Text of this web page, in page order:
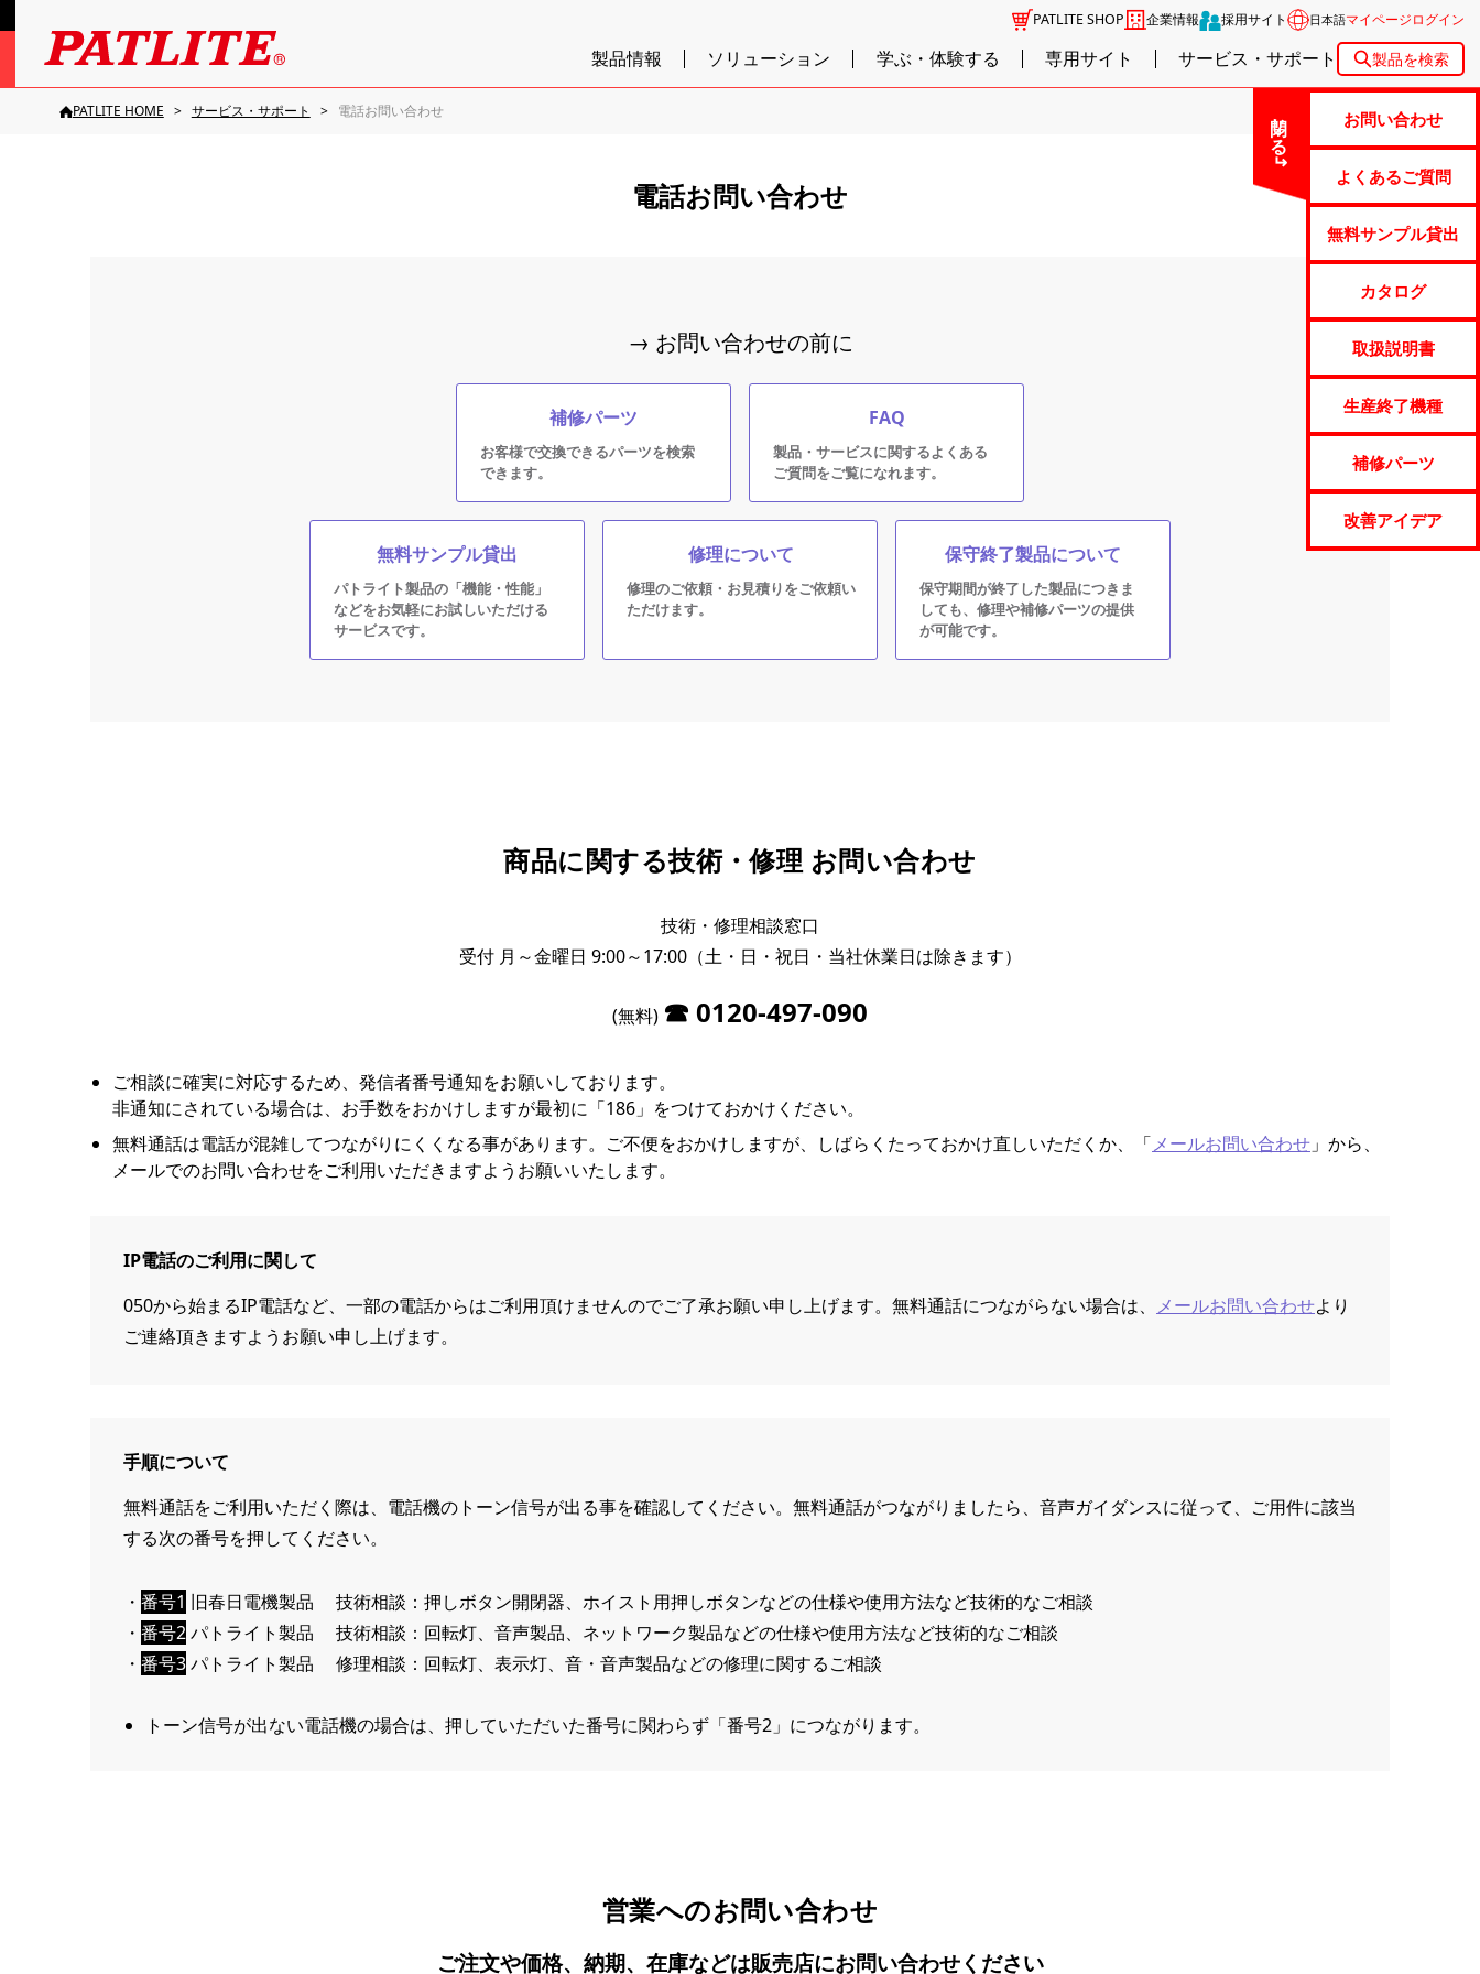
PATLITE SHOP 企業情報 採用サイト 日本語マイページログイン
製品情報 ソリューション 学ぶ・体験する 専用サイト サービス・サポート 製品を検索
閉じる お問い合わせ
よくあるご質問
無料サンプル貸出
カタログ
取扱説明書
生産終了機種
補修パーツ
改善アイデア
PATLITE HOME サービス・サポート 電話お問い合わせ
電話お問い合わせ
→ お問い合わせの前に
補修パーツ
お客様で交換できるパーツを検索
できます。
FAQ
製品・サービスに関するよくある
ご質問をご覧になれます。
無料サンプル貸出
パトライト製品の「機能・性能」
などをお気軽にお試しいただける
サービスです。
修理について
修理のご依頼・お見積りをご依頼い
ただけます。
保守終了製品について
保守期間が終了した製品につきま
しても、修理や補修パーツの提供
が可能です。
商品に関する技術・修理 お問い合わせ
技術・修理相談窓口
受付 月～金曜日 9:00～17:00（土・日・祝日・当社休業日は除きます）
(無料) 0120-497-090
ご相談に確実に対応するため、発信者番号通知をお願いしております。
非通知にされている場合は、お手数をおかけしますが最初に「186」をつけておかけください。
無料通話は電話が混雑してつながりにくくなる事があります。ご不便をおかけしますが、しばらくたっておかけ直しいただくか、「メールお問い合わせ 」から、
メールでのお問い合わせをご利用いただきますようお願いいたします。
IP電話のご利用に関して
050から始まるIP電話など、一部の電話からはご利用頂けませんのでご了承お願い申し上げます。無料通話につながらない場合は、 メールお問い合わせより
ご連絡頂きますようお願い申し上げます。
手順について
無料通話をご利用いただく際は、電話機のトーン信号が出る事を確認してください。無料通話がつながりましたら、音声ガイダンスに従って、ご用件に該当
する次の番号を押してください。
・ 番号1 旧春日電機製品 技術相談
押しボタン開閉器、ホイスト用押しボタンなどの仕様や使用方法など技術的なご相談
・ 番号2パトライト製品 技術相談
回転灯、音声製品、ネットワーク製品などの仕様や使用方法など技術的なご相談
・ 番号3パトライト製品 修理相談 回転灯、表示灯、音・音声製品などの修理に関するご相談
トーン信号が出ない電話機の場合は、押していただいた番号に関わらず「番号2」につながります。
営業へのお問い合わせ
ご注文や価格、納期、在庫などは販売店にお問い合わせください